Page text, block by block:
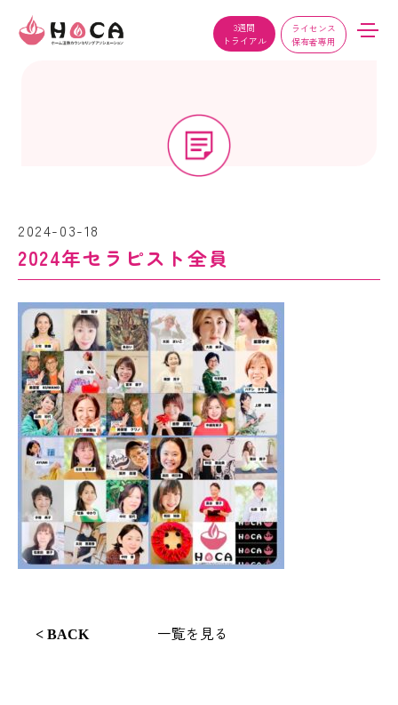
3週間
トライアル
ライセンス
保有者専用
2024-03-18
2024年セラピスト全員
< BACK 一覧を見る